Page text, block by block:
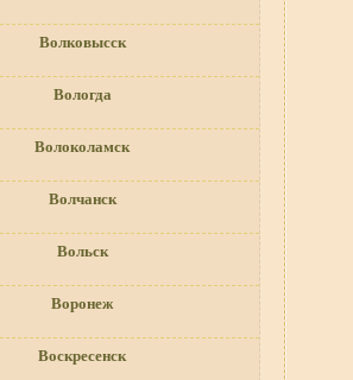
Волковысск
Вологда
Волоколамск
Волчанск
Вольск
Воронеж
Воскресенск